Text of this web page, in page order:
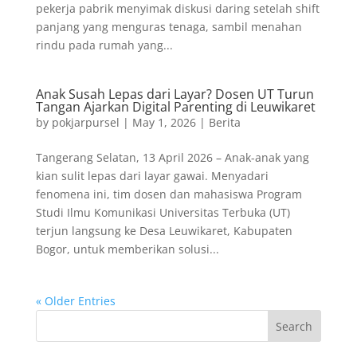
pekerja pabrik menyimak diskusi daring setelah shift
panjang yang menguras tenaga, sambil menahan
rindu pada rumah yang...
Anak Susah Lepas dari Layar? Dosen UT Turun
Tangan Ajarkan Digital Parenting di Leuwikaret
by pokjarpursel | May 1, 2026| Berita
Tangerang Selatan, 13 April 2026 – Anak-anak yang
kian sulit lepas dari layar gawai. Menyadari
fenomena ini, tim dosen dan mahasiswa Program
Studi Ilmu Komunikasi Universitas Terbuka (UT)
terjun langsung ke Desa Leuwikaret, Kabupaten
Bogor, untuk memberikan solusi...
« Older Entries
Search